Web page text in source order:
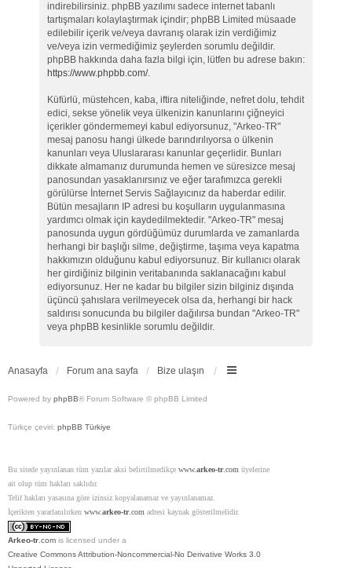
indirebilirsiniz. phpBB yazılımı sadece internet tabanlı
tartışmaları kolaylaştırmak içindir; phpBB Limited müsaade
edilebilir içerik ve/veya davranış olarak izin verdiğimiz
ve/veya izin vermediğimiz şeylerden sorumlu değildir.
phpBB hakkında daha fazla bilgi için, lütfen bu adrese bakın:
https://www.phpbb.com/.
Küfürlü, müstehcen, kaba, iftira niteliğinde, nefret dolu, tehdit
edici, sekse yönelik veya ülkenizin kanunlarını çiğneyici
içerikler göndermemeyi kabul ediyorsunuz, "Arkeo-TR"
mesaj panosu hangi ülkede barındırılıyorsa o ülkenin
kanunları veya Uluslararası kanunlar geçerlidir. Bunları
dikkate almamanız durumunda hemen ve süresizce mesaj
panosundan yasaklanırsınız ve eğer tarafımızca gerekli
görülürse İnternet Servis Sağlayıcınız da haberdar edilir.
Bütün mesajların IP adresi bu koşulların uygulanmasına
yardımcı olmak için kaydedilmektedir. "Arkeo-TR" mesaj
panosunda uygun gördüğümüz durumlarda ve zamanlarda
herhangi bir başlığı silme, değiştirme, taşıma veya kapatma
hakkımızın olduğunu kabul ediyorsunuz. Bir kullanıcı olarak
her girdiğiniz bilginin veritabanında saklanacağını kabul
ediyorsunuz. Her ne kadar bu bilgiler sizin bilginiz dışında
üçüncü şahıslara verilmeyecek olsa da, herhangi bir hack
saldırısı sonucunda bu bilgiler dağılırsa bundan "Arkeo-TR"
veya phpBB kesinlikle sorumlu değildir.
Anasayfa Forum ana sayfa Bize ulaşın
Powered by phpBB® Forum Software © phpBB Limited
Türkçe çeviri: phpBB Türkiye
Bu sitede yayınlanan tüm yazılar aksi belirtilmedikçe www.arkeo-tr.com üyelerine
ait olup tüm hakları saklıdır.
Telif hakları yasasına göre izinsiz kopyalanamaz ve yayınlanamaz.
İçerikten yararlanılırken www.arkeo-tr.com adresi kaynak gösterilmelidir.
Arkeo-tr .com is licensed under a
Creative Commons Attribution-Noncommercial-No Derivative Works 3.0